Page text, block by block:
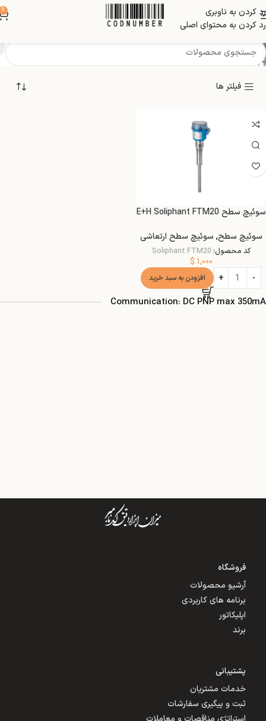
رد کردن به ناوبری
رد کردن به محتوای اصلی
0
DC PNP max 350mA
فیلتر ها
سوئیچ سطح E+H Soliphant FTM20
سوئیچ سطح, سوئیچ سطح ارتعاشی
کد محصول: Soliphant FTM20
$ ۱,۰۰۰
افزودن به سبد خرید
Communication: DC PNP max 350mA
فروشگاه
آرشیو محصولات
برنامه های کاربردی
اپلیکاتور
برند
پشتیبانی
خدمات مشتریان
ثبت و پیگیری سفارشات